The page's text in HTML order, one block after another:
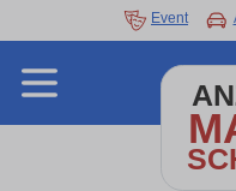
Event